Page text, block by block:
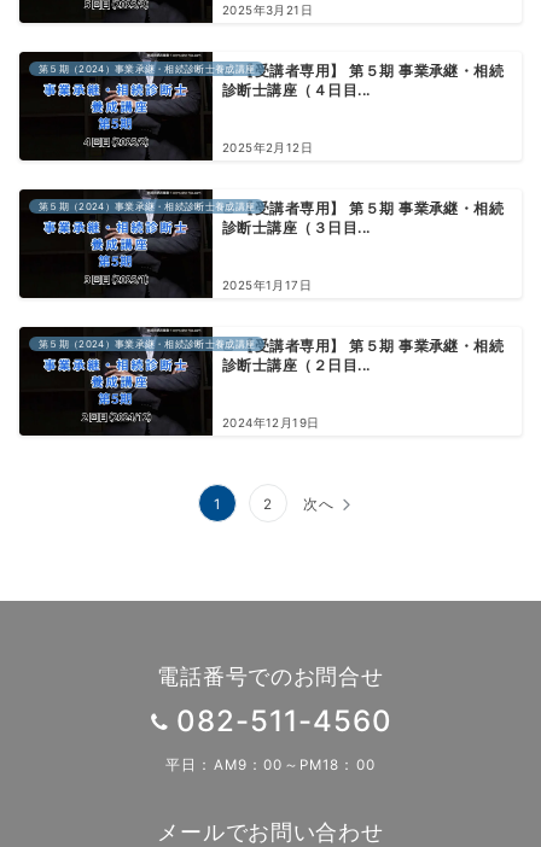
2025年3月21日
第５期（2024）事業承継・相続診断士養成講座【受講者専用】 第５期 事業承継・相続
診断士講座（４日目...
2025年2月12日
第５期（2024）事業承継・相続診断士養成講座【受講者専用】 第５期 事業承継・相続
診断士講座（３日目...
2025年1月17日
第５期（2024）事業承継・相続診断士養成講座【受講者専用】 第５期 事業承継・相続
診断士講座（２日目...
2024年12月19日
1 2 次へ
電話番号でのお問合せ
082-511-4560
平日：AM9：00～PM18：00
メールでお問い合わせ